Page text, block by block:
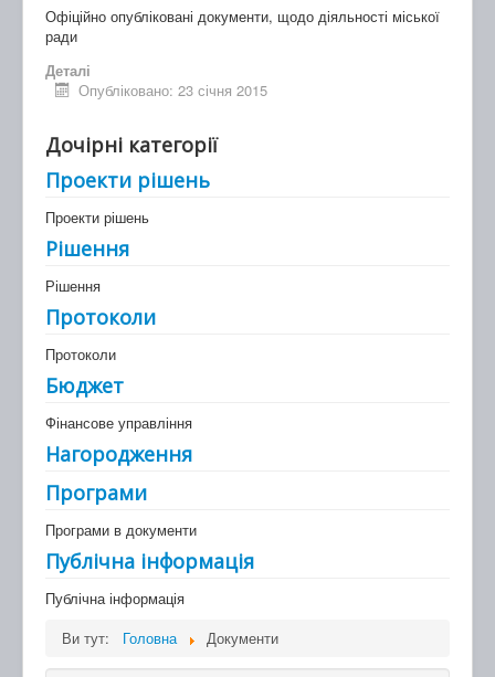
Про місто та громаду
Офіційно опубліковані документи, щодо діяльності міської
ради
Деталі
Опубліковано: 23 січня 2015
Дочірні категорії
Проекти рішень
Проекти рішень
Рішення
Рішення
Протоколи
Протоколи
Бюджет
Фінансове управління
Нагородження
Програми
Програми в документи
Публічна інформація
Публічна інформація
Ви тут:
Головна Документи